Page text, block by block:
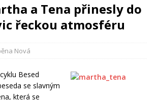
a Tena přinesly do
řeckou atmosféru
Nová
Besed
se slavným
která se